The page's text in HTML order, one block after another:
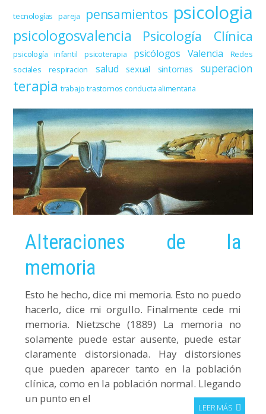
tecnologías pareja pensamientos psicologia
psicologosvalencia Psicología Clínica
psicología infantil psicoterapia psicólogos Valencia
Redes
sociales
respiracion salud sexual sintomas superacion
terapia trabajo trastornos conducta alimentaria
Alteraciones de la
memoria
Esto he hecho, dice mi memoria. Esto no puedo
hacerlo, dice mi orgullo. Finalmente cede mi
memoria. Nietzsche (1889) La memoria no
solamente puede estar ausente, puede estar
claramente distorsionada. Hay distorsiones
que pueden aparecer tanto en la población
clínica, como en la población normal. Llegando
un punto en el
LEER MÁS